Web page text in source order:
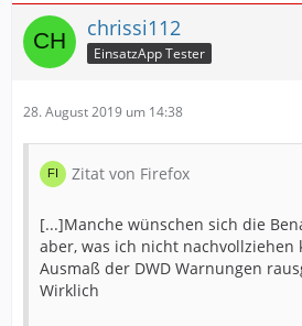
chrissi112
EinsatzApp Tester
28. August 2019 um 14:38
Zitat von Firefox
[...]Manche wünschen sich die
aber, was ich nicht nachvollziehen
Ausmaß der DWD Warnungen
Wirklich